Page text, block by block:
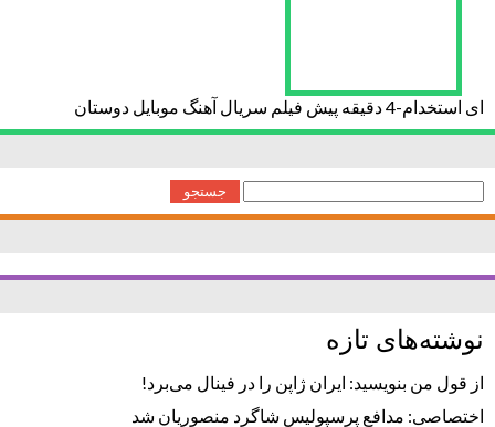
ای استخدام-4 دقیقه پیش فیلم سریال آهنگ موبایل دوستان
جستجو
برای:
نوشته‌های تازه
از قول من بنویسید: ایران ژاپن را در فینال می‌برد!
اختصاصی: مدافع پرسپولیس شاگرد منصوریان شد